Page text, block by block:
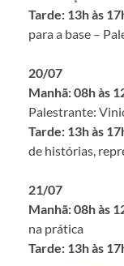
Tarde: 13h às
para a base –
20/07
Manhã: 08h às
Palestrante:
Tarde: 13h às
de histórias,
21/07
Manhã: 08h às
na prática
Tarde: 13h às